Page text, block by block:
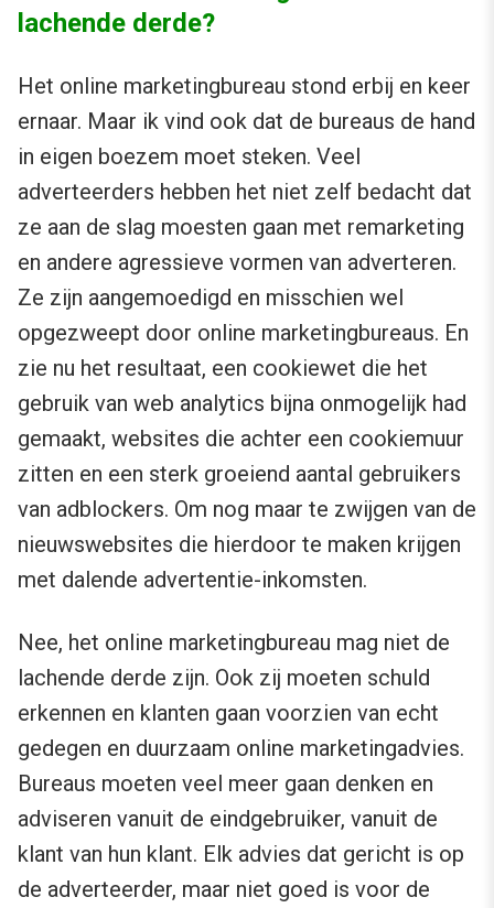
lachende derde?
Het online marketingbureau stond erbij en keer
ernaar. Maar ik vind ook dat de bureaus de hand
in eigen boezem moet steken. Veel
adverteerders hebben het niet zelf bedacht dat
ze aan de slag moesten gaan met remarketing
en andere agressieve vormen van adverteren.
Ze zijn aangemoedigd en misschien wel
opgezweept door online marketingbureaus. En
zie nu het resultaat, een cookiewet die het
gebruik van web analytics bijna onmogelijk had
gemaakt, websites die achter een cookiemuur
zitten en een sterk groeiend aantal gebruikers
van adblockers. Om nog maar te zwijgen van de
nieuwswebsites die hierdoor te maken krijgen
met dalende advertentie-inkomsten.
Nee, het online marketingbureau mag niet de
lachende derde zijn. Ook zij moeten schuld
erkennen en klanten gaan voorzien van echt
gedegen en duurzaam online marketingadvies.
Bureaus moeten veel meer gaan denken en
adviseren vanuit de eindgebruiker, vanuit de
klant van hun klant. Elk advies dat gericht is op
de adverteerder, maar niet goed is voor de